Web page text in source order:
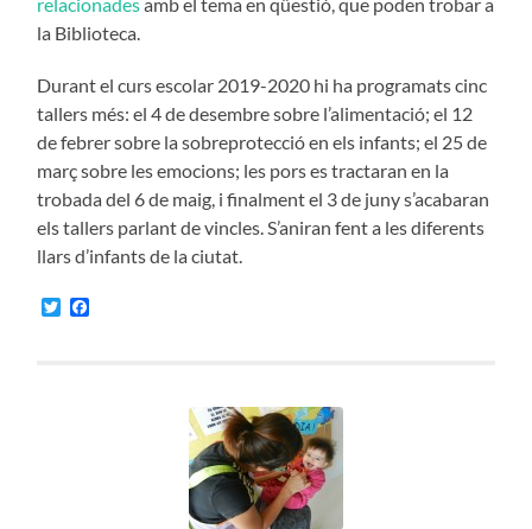
relacionadesamb el tema en qüestió, que poden trobar a
la Biblioteca.
Durant el curs escolar 2019-2020 hi ha programats cinc
tallers més: el 4 de desembre sobre l’alimentació; el 12
de febrer sobre la sobreprotecció en els infants; el 25 de
març sobre les emocions; les pors es tractaran en la
trobada del 6 de maig, i finalment el 3 de juny s’acabaran
els tallers parlant de vincles. S’aniran fent a les diferents
llars d’infants de la ciutat.
Twitter